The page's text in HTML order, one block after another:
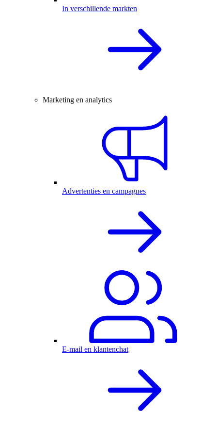
In verschillende markten
Marketing en analytics
Advertenties en campagnes
E-mail en klantenchat